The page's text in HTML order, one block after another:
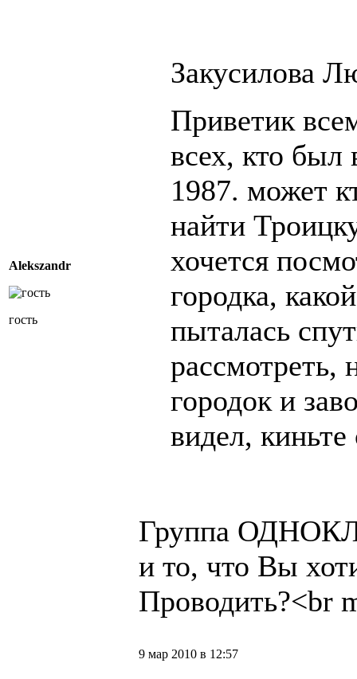
Alekszandr
гость
Закусилова
Приветик
всех, кто был
1987. может
найти
хочется
городка,
пыталась
рассмотреть,
городок и
видел,
Группа
и то, что Вы
Проводить?<br
9 мар 2010 в 12:57